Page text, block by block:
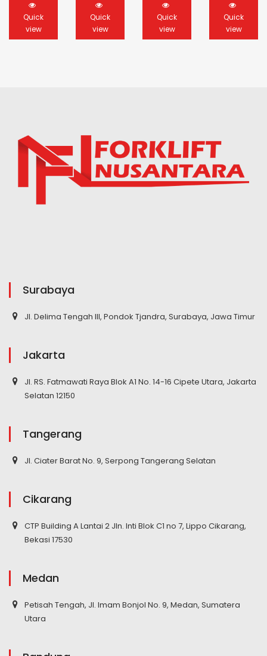
Quick
view
Quick
view
Quick
view
Quick
view
Surabaya
Jl. Delima Tengah III, Pondok Tjandra, Surabaya, Jawa Timur
Jakarta
Jl. RS. Fatmawati Raya Blok A1 No. 14-16 Cipete Utara, Jakarta
Selatan 12150
Tangerang
Jl. Ciater Barat No. 9, Serpong Tangerang Selatan
Cikarang
CTP Building A Lantai 2 Jln. Inti Blok C1 no 7, Lippo Cikarang,
Bekasi 17530
Medan
Petisah Tengah, Jl. Imam Bonjol No. 9, Medan, Sumatera
Utara